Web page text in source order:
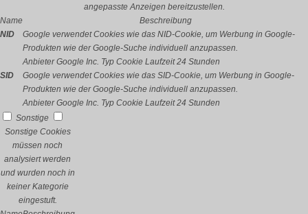
angepasste Anzeigen bereitzustellen.
Name
Beschreibung
NID
Google verwendet Cookies wie das NID-Cookie, um Werbung in Google-
Produkten wie der Google-Suche individuell anzupassen.
Anbieter Google Inc. Typ Cookie Laufzeit 24 Stunden
SID
Google verwendet Cookies wie das SID-Cookie, um Werbung in Google-
Produkten wie der Google-Suche individuell anzupassen.
Anbieter Google Inc. Typ Cookie Laufzeit 24 Stunden
Sonstige
Sonstige Cookies
müssen noch
analysiert werden
und wurden noch in
keiner Kategorie
eingestuft.